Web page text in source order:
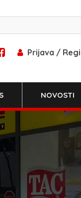
Prijava /
NOVOSTI